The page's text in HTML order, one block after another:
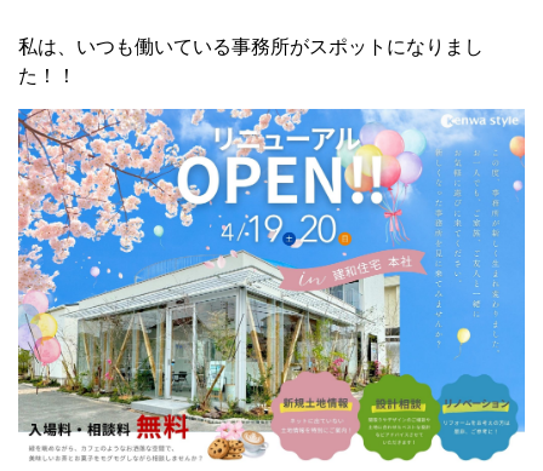
私は、いつも働いている事務所がスポットになりまし
た！！